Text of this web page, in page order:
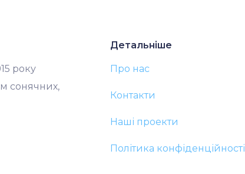
року
сонячних,
Детальніше
Про нас
Контакти
Наші проекти
Політика конфіденційності